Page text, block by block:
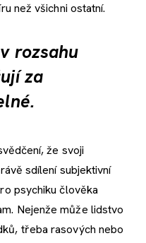
než všichni ostatní.
rozsahu
za
že svoji
sdílení subjektivní
psychiku člověka
Nejenže může lidstvo
třeba rasových nebo